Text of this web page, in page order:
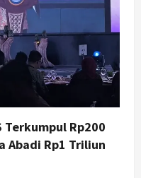
ke-270 Kota
2 Bulan, Fokus
Wisata
Terkumpul Rp200
Abadi Rp1 Triliun